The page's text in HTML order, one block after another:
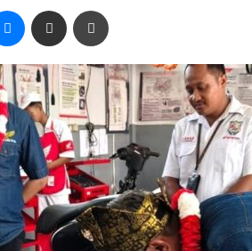
Messenger
Share via Email